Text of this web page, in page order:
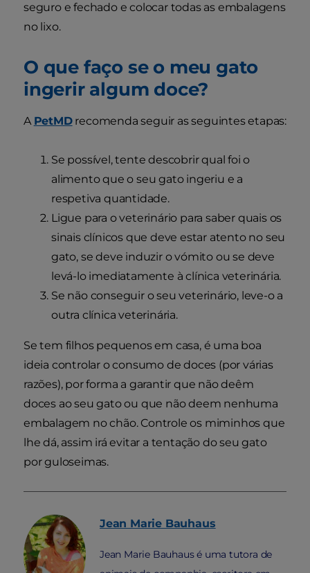
seguro e fechado e colocar todas as embalagens
no lixo.
O que faço se o meu gato
ingerir algum doce?
A PetMDrecomenda seguir as seguintes etapas:
Se possível, tente descobrir qual foi o
alimento que o seu gato ingeriu e a
respetiva quantidade.
Ligue para o veterinário para saber quais os
sinais clínicos que deve estar atento no seu
gato, se deve induzir o vómito ou se deve
levá-lo imediatamente à clínica veterinária.
Se não conseguir o seu veterinário, leve-o a
outra clínica veterinária.
Se tem filhos pequenos em casa, é uma boa
ideia controlar o consumo de doces (por várias
razões), por forma a garantir que não deêm
doces ao seu gato ou que não deem nenhuma
embalagem no chão. Controle os miminhos que
lhe dá, assim irá evitar a tentação do seu gato
por guloseimas.
Jean Marie Bauhaus
Jean Marie Bauhaus é uma tutora de